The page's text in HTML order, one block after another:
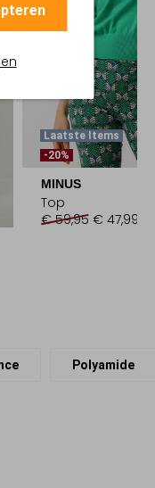
Laatste Items
-20%
MINUS
Top
€ 59,95 € 47,99
Polyamide